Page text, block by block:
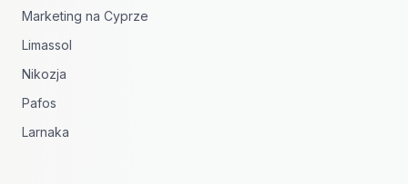
Marketing na Cyprze
Limassol
Nikozja
Pafos
Larnaka